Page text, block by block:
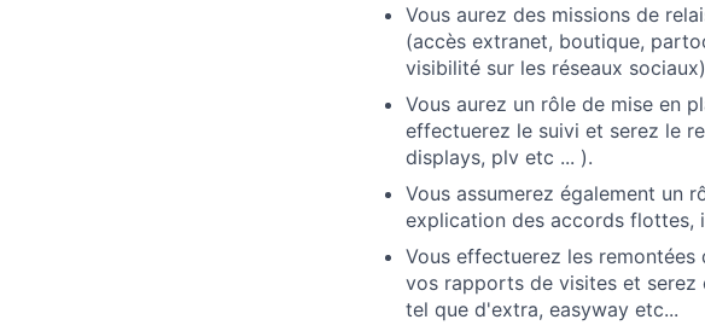
Vous aurez des missions de
(accès extranet, boutique,
visibilité sur les réseaux
Vous aurez un rôle de mise en
effectuerez le suivi et serez le
displays, plv etc ... ).
Vous assumerez également un
explication des accords flottes,
Vous effectuerez les
vos rapports de visites et serez
tel que d'extra, easyway etc...